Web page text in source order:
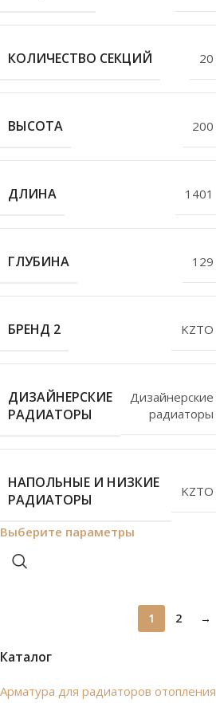
Каталог
Арматура для радиаторов отопления
КОЛИЧЕСТВО СЕКЦИЙ 20
ВЫСОТА 200
ДЛИНА 1401
ГЛУБИНА 129
БРЕНД 2 KZTO
ДИЗАЙНЕРСКИЕ
РАДИАТОРЫ
Дизайнерские
радиаторы
НАПОЛЬНЫЕ И НИЗКИЕ
РАДИАТОРЫ
KZTO
Выберите параметры
1 2 →